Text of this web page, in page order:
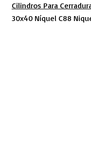
Cilindros Para
30x40 Níquel C88